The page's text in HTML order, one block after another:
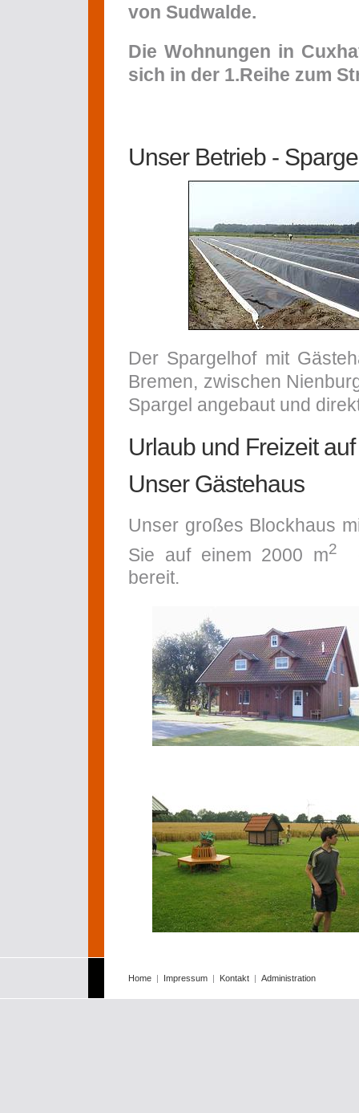
von Sudwalde.
Die Wohnungen in
sich in der 1.Reihe zum
Unser Betrieb -
Der Spargelhof mit
Bremen, zwischen
Spargel angebaut und
Urlaub und Freizeit
Unser Gästehaus
Unser großes Blockhaus
Sie auf einem 2000 m2
bereit.
Home | Impressum | Kontakt | Administration